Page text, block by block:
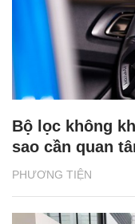
PHƯƠNG TIỆN
Bộ lọc không
sao cần quan